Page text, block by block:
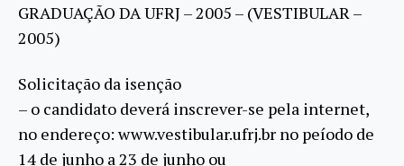
GRADUAÇÃO DA UFRJ – 2005 – (VESTIBULAR –
2005)
Solicitação da isenção
– o candidato deverá inscrever-se pela internet,
no endereço: www.vestibular.ufrj.br no peíodo de
14 de junho a 23 de junho ou